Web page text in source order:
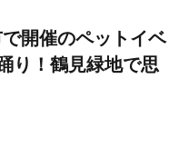
開催のペットイベ
り！鶴見緑地で思